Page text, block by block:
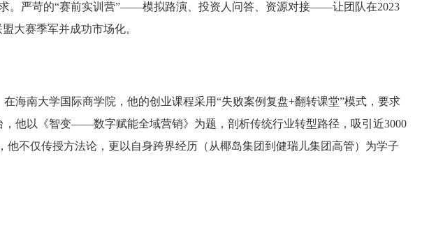
。严苛的“赛前实训营”——模拟路演、投资人问答、资源对接——让团队在2023
大赛季军并成功市场化。
海南大学国际商学院，他的创业课程采用“失败案例复盘+翻转课堂”模式，要求
他以《智变——数字赋能全域营销》为题，剖析传统行业转型路径，吸引近3000
不仅传授方法论，更以自身跨界经历（从椰岛集团到健瑞儿集团高管）为学子